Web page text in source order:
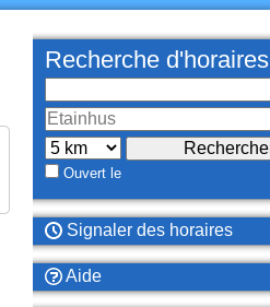
Recherche d'horaires
Ouvert le
Signaler des horaires
Aide